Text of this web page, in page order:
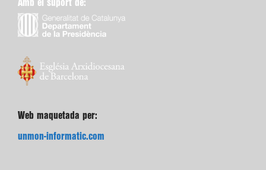
unmon-informatic.com
Subscriu-te gratuïtament a l’e-butlletí de “Catalunya